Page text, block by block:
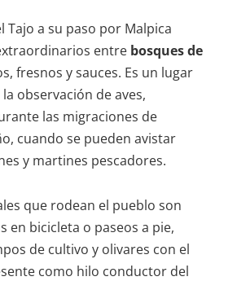
Tajo a su paso por Malpica
entre bosques de
fresnos y sauces. Es un lugar
observación de aves,
las migraciones de
cuando se pueden avistar
y martines pescadores.
que rodean el pueblo son
en bicicleta o paseos a pie,
de cultivo y olivares con el
como hilo conductor del